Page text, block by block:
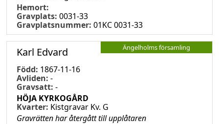
Hemort:
Gravplats: 0031-33
Gravplatsnummer: 01KC 0031-33
Ängelholms församling
Karl Edvard
Född: 1867-11-16
Avliden: -
Gravsatt: -
HÖJA KYRKOGÅRD
Kvarter: Kistgravar Kv. G
Gravrätten har återgått till upplåtaren